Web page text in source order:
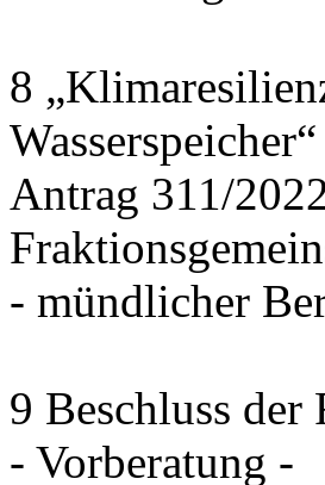
8
Wasserspeicher“
Antrag 311/
- mündlicher
9 Beschluss
- Vorberatung -